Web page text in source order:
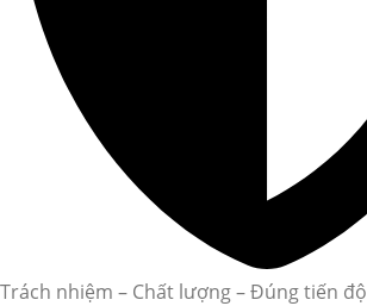
Trách nhiệm – Chất lượng – Đúng tiến độ